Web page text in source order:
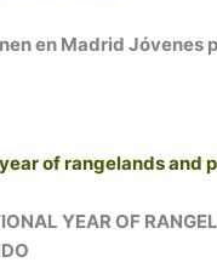
en Madrid Jóvenes
of rangelands and
YEAR OF